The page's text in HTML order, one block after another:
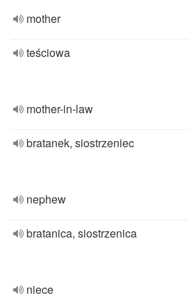
mother
teściowa
mother-in-law
bratanek, siostrzeniec
nephew
bratanica, siostrzenica
niece